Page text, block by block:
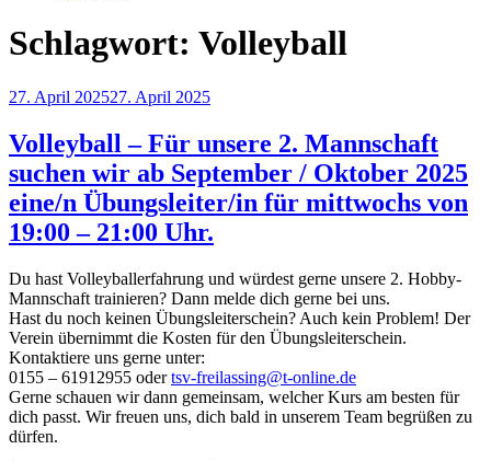
Schlagwort: Volleyball
Veröffentlicht
27. April 202527. April 2025
Volleyball – Für unsere 2. Mannschaft
suchen wir ab September / Oktober 2025
eine/n Übungsleiter/in für mittwochs von
19:00 – 21:00 Uhr.
Du hast Volleyballerfahrung und würdest gerne unsere 2. Hobby-
Mannschaft trainieren? Dann melde dich gerne bei uns.
Hast du noch keinen Übungsleiterschein? Auch kein Problem! Der
Verein übernimmt die Kosten für den Übungsleiterschein.
Kontaktiere uns gerne unter:
0155 – 61912955 odertsv-freilassing@t-online.de
Gerne schauen wir dann gemeinsam, welcher Kurs am besten für
dich passt. Wir freuen uns, dich bald in unserem Team begrüßen zu
dürfen.